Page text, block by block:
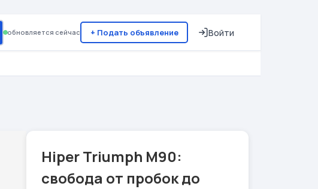
обновляется сейчас + Подать объявление Войти
Hiper Triumph M90:
свобода от пробок до